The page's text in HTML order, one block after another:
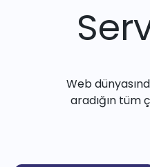
Web
aradığın tüm